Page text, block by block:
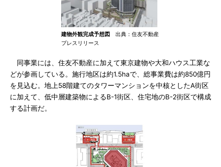
建物外観完成予想図
出典：住友不動産
プレスリリース
同事業には、住友不動産に加えて東京建物や大和ハウス工業な
どが参画している。施行地区は約1.5haで、総事業費は約850億円
を見込む。地上58階建てのタワーマンションを中核としたA街区
に加えて、低中層建築物によるB-1街区、住宅地のB-2街区で構成
する計画だ。